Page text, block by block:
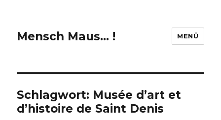
Mensch Maus… ! MENÜ
Schlagwort: Musée d’art et
d’histoire de Saint Denis